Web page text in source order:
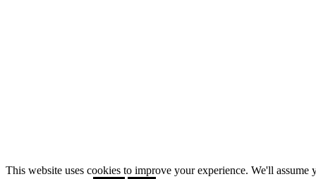
This website uses cookies to improve your experience. We'll